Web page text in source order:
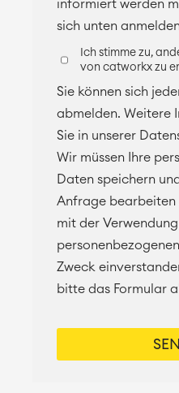
informiert werden
sich unten
Ich stimme zu,
von catworkx zu
Sie können sich
abmelden. Weitere
Sie in unserer
Wir müssen Ihre
Daten speichern
Anfrage bearbeiten
mit der
Zweck
bitte das Formular